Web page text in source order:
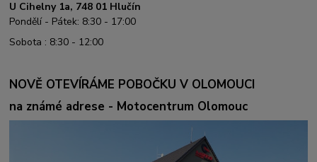
U Cihelny 1a, 748 01 Hlučín
Pondělí - Pátek: 8:30 - 17:00
Sobota : 8:30 - 12:00
NOVĚ OTEVÍRÁME POBOČKU V OLOMOUCI
na známé adrese - Motocentrum Olomouc